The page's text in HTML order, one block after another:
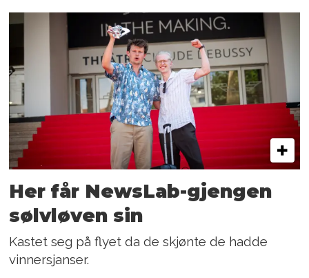
Her får NewsLab-gjengen
sølvløven sin
Kastet seg på flyet da de skjønte de hadde
vinnersjanser.